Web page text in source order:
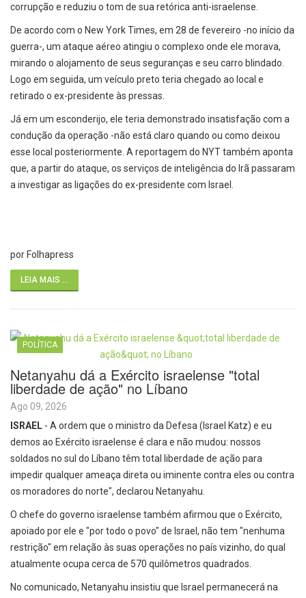
corrupção e reduziu o tom de sua retórica anti-israelense.
De acordo com o New York Times, em 28 de fevereiro -no início da
guerra-, um ataque aéreo atingiu o complexo onde ele morava,
mirando o alojamento de seus seguranças e seu carro blindado.
Logo em seguida, um veículo preto teria chegado ao local e
retirado o ex-presidente às pressas.
Já em um esconderijo, ele teria demonstrado insatisfação com a
condução da operação -não está claro quando ou como deixou
esse local posteriormente. A reportagem do NYT também aponta
que, a partir do ataque, os serviços de inteligência do Irã passaram
a investigar as ligações do ex-presidente com Israel.
por Folhapress
LEIA MAIS ...
POLÍTICA
Netanyahu dá a Exército israelense "total
liberdade de ação" no Líbano
Ago 09, 2026
ISRAEL - A ordem que o ministro da Defesa (Israel Katz) e eu
demos ao Exército israelense é clara e não mudou: nossos
soldados no sul do Líbano têm total liberdade de ação para
impedir qualquer ameaça direta ou iminente contra eles ou contra
os moradores do norte", declarou Netanyahu.
O chefe do governo israelense também afirmou que o Exército,
apoiado por ele e "por todo o povo" de Israel, não tem "nenhuma
restrição" em relação às suas operações no país vizinho, do qual
atualmente ocupa cerca de 570 quilômetros quadrados.
No comunicado, Netanyahu insistiu que Israel permanecerá na